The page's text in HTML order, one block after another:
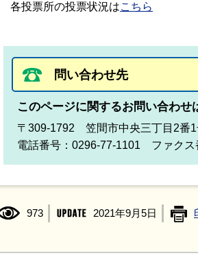
各投票所の投票状況はこちら
問い合わせ先
このページに関するお問い合わせ
〒309-1792 笠間市中央三丁目2番
電話番号：0296-77-1101 ファクス
973 2021年9月5日